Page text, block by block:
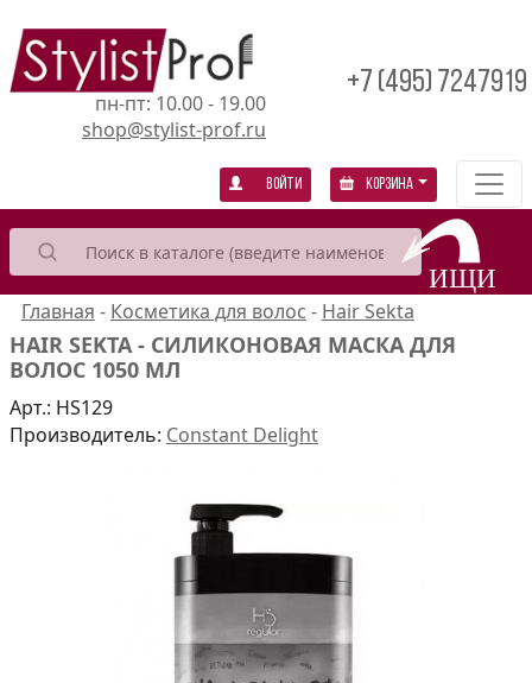
пн-пт: 10.00 - 19.00
shop@stylist-prof.ru
+7 (495) 7247919
Войти Корзина
Главная - Косметика для волос - Hair Sekta
HAIR SEKTA - СИЛИКОНОВАЯ МАСКА ДЛЯ
ВОЛОС 1050 МЛ
Арт.: HS129
Производитель: Constant Delight